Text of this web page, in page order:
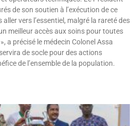
de son soutien à l’exécution de ce
vers l’essentiel, malgré la rareté des
meilleur accès aux soins pour toutes
a précisé le médecin Colonel Assa
de socle pour des actions
de l’ensemble de la population.